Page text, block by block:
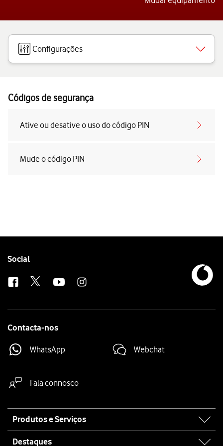
Configurações
Códigos de segurança
Ative ou desative o uso do código PIN
Mude o código PIN
Follow
Social
Contacta-nos
WhatsApp Webchat
Fala connosco
map
Produtos e Serviços
Destaques